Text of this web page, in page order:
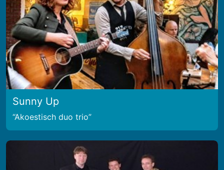
Sunny Up
Akoestisch duo trio